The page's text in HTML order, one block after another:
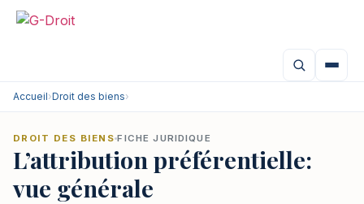
Accueil›Droit des biens›
DROIT DES BIENS FICHE JURIDIQUE
L’attribution préférentielle:
vue générale